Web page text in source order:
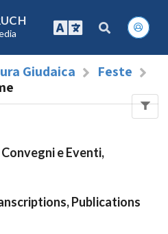
Giudaica
Feste
e Eventi,
Publications